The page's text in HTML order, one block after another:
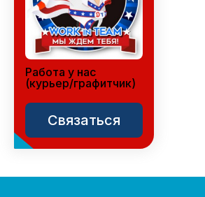
Работа у нас
(курьер/графитчик)
Связаться